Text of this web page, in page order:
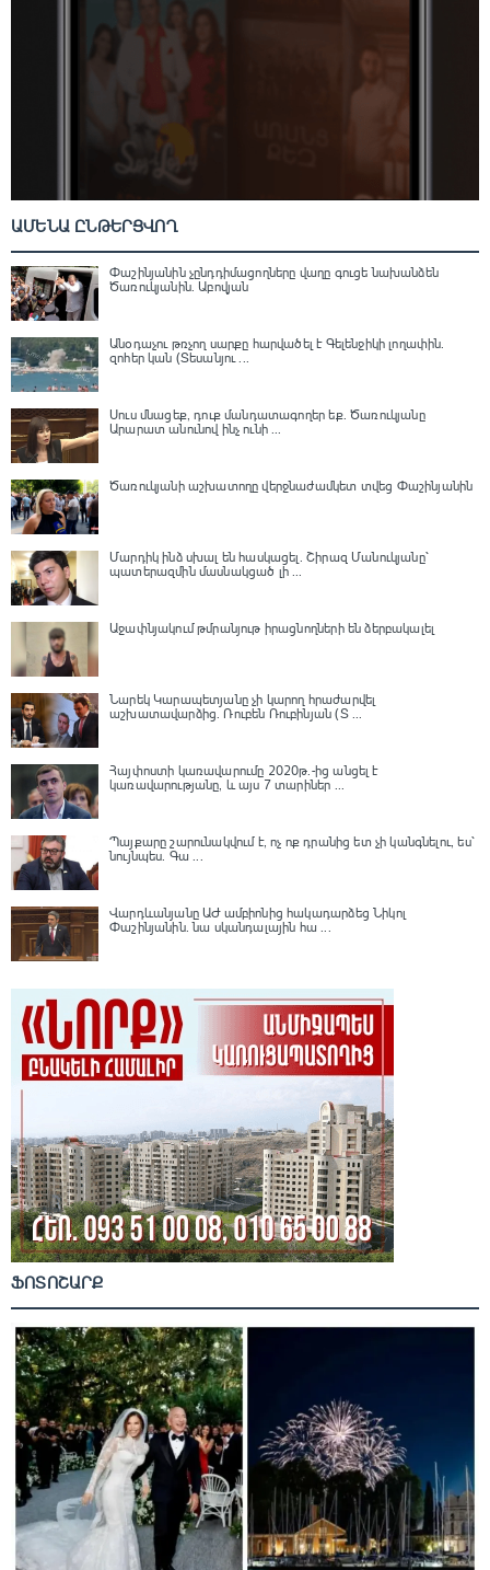
ԱՄԵՆԱ ԸՆԹԵՐՑՎՈՂ
Փաշինյանին չընդդիմացողները վաղը գուցե նախանձեն
Ծառուկյանին. Աբովյան
Անօդաչու թռչող սարքը հարվածել է Գելենջիկի լողափին.
զոհեր կան (Տեսանյու ...
Սուս մնացեք, դուք մանդատագողեր եք․ Ծառուկյանը
Արարատ անունով ինչ ունի ...
Ծառուկյանի աշխատողը վերջնաժամկետ տվեց Փաշինյանին
Մարդիկ ինձ սխալ են հասկացել. Շիրազ Մանուկյանը՝
պատերազմին մասնակցած լի ...
Աջափնյակում թմրանյութ իրացնողների են ձերբակալել
Նարեկ Կարապետյանը չի կարող հրաժարվել
աշխատավարձից. Ռուբեն Ռուբինյան (Տ ...
Հայփոստի կառավարումը 2020թ.-ից անցել է
կառավարությանը, և այս 7 տարիներ ...
Պայքարը շարունակվում է, ոչ ոք դրանից ետ չի կանգնելու, ես՝
նույնպես․ Գա ...
Վարդևանյանը ԱԺ ամբիոնից հակադարձեց Նիկոլ
Փաշինյանին․ նա սկանդալային հա ...
ՖՈՏՈՇԱՐՔ